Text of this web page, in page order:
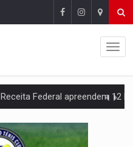
Membros do CV são presos com armas e drogas após
Espetáculo As Marias Somos Nós será